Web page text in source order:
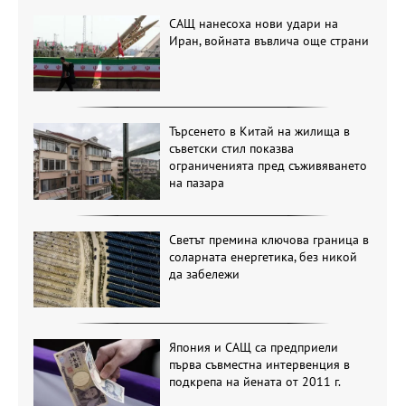
САЩ нанесоха нови удари на
Иран, войната въвлича още страни
Търсенето в Китай на жилища в
съветски стил показва
ограниченията пред съживяването
на пазара
Светът премина ключова граница в
соларната енергетика, без никой
да забележи
Япония и САЩ са предприели
първа съвместна интервенция в
подкрепа на йената от 2011 г.